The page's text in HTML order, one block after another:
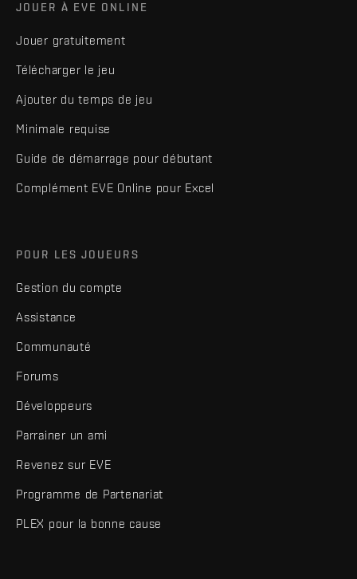
JOUER À EVE ONLINE
Jouer gratuitement
Télécharger le jeu
Ajouter du temps de jeu
Minimale requise
Guide de démarrage pour débutant
Complément EVE Online pour Excel
POUR LES JOUEURS
Gestion du compte
Assistance
Communauté
Forums
Développeurs
Parrainer un ami
Revenez sur EVE
Programme de Partenariat
PLEX pour la bonne cause